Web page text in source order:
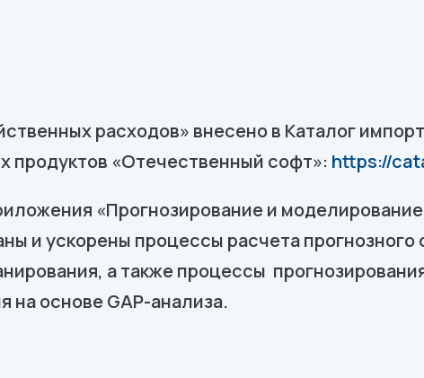
расходов» внесено в Каталог
продуктов «Отечественный софт»: https://
«Прогнозирование и
и ускорены процессы расчета прогнозного
а также процессы
на основе GAP-анализа.